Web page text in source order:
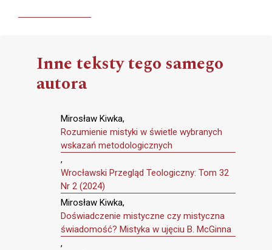
Inne teksty tego samego
autora
Mirosław Kiwka,
Rozumienie mistyki w świetle wybranych
wskazań metodologicznych
,
Wrocławski Przegląd Teologiczny: Tom 32
Nr 2 (2024)
Mirosław Kiwka,
Doświadczenie mistyczne czy mistyczna
świadomość? Mistyka w ujęciu B. McGinna
,